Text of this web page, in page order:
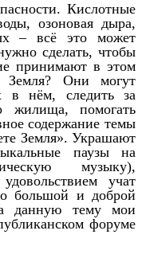
Кислотные
озоновая дыра,
– всё это может
сделать, чтобы
принимают в этом
Земля? Они могут
в нём, следить за
жилища, помогать
содержание темы
Земля». Украшают
паузы на
музыку),
учат
большой и доброй
данную тему мои
форуме